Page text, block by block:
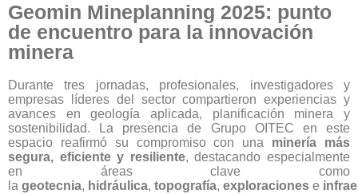
Geomin Mineplanning 2025: punto
de encuentro para la innovación
minera
Durante tres jornadas, profesionales, investigadores y
empresas líderes del sector compartieron experiencias y
avances en geología aplicada, planificación minera y
sostenibilidad. La presencia de Grupo OITEC en este
espacio reafirmó su compromiso con una minería más
segura, eficiente y resiliente, destacando especialmente
en áreas clave como
la geotecnia, hidráulica, topografía, exploraciones e